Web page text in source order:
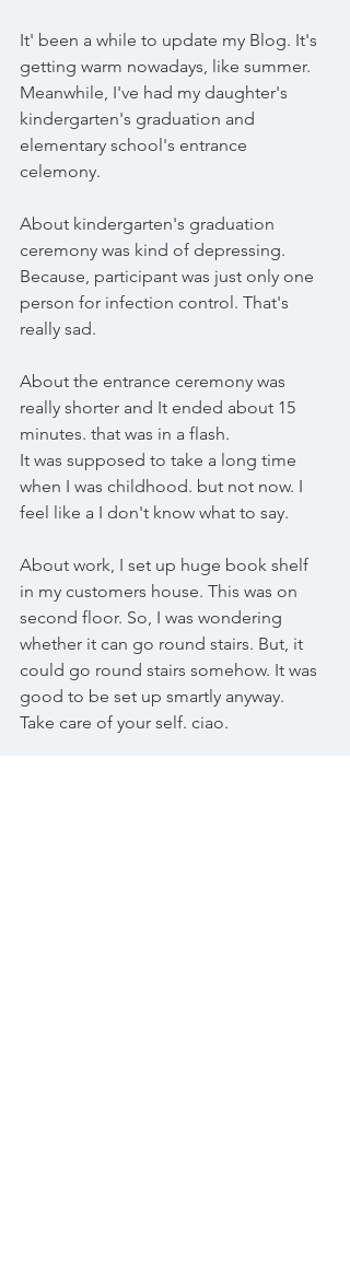
It' been a while to update my Blog. It's
getting warm nowadays, like summer.
Meanwhile, I've had my daughter's
kindergarten's graduation and
elementary school's entrance
celemony.
About kindergarten's graduation
ceremony was kind of depressing.
Because, participant was just only one
person for infection control. That's
really sad.
About the entrance ceremony was
really shorter and It ended about 15
minutes. that was in a flash.
It was supposed to take a long time
when I was childhood. but not now. I
feel like a I don't know what to say.
About work, I set up huge book shelf
in my customers house. This was on
second floor. So, I was wondering
whether it can go round stairs. But, it
could go round stairs somehow. It was
good to be set up smartly anyway.
Take care of your self. ciao.